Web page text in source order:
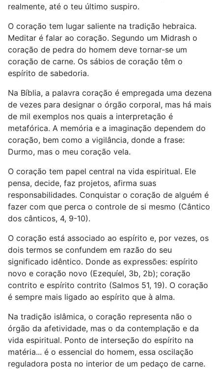
realmente, até o teu último suspiro.
O coração tem lugar saliente na tradição hebraica.
Meditar é falar ao coração. Segundo um Midrash o
coração de pedra do homem deve tornar-se um
coração de carne. Os sábios de coração têm o
espírito de sabedoria.
Na Bíblia, a palavra coração é empregada uma dezena
de vezes para designar o órgão corporal, mas há mais
de mil exemplos nos quais a interpretação é
metafórica. A memória e a imaginação dependem do
coração, bem como a vigilância, donde a frase:
Durmo, mas o meu coração vela.
O coração tem papel central na vida espiritual. Ele
pensa, decide, faz projetos, afirma suas
responsabilidades. Conquistar o coração de alguém é
fazer com que perca o controle de si mesmo (Cântico
dos cânticos, 4, 9-10).
O coração está associado ao espírito e, por vezes, os
dois termos se confundem em razão do seu
significado idêntico. Donde as expressões: espírito
novo e coração novo (Ezequíel, 3b, 2b); coração
contrito e espírito contrito (Salmos 51, 19). O coração
é sempre mais ligado ao espírito que à alma.
Na tradição islâmica, o coração representa não o
órgão da afetividade, mas o da contemplação e da
vida espiritual. Ponto de interseção do espírito na
matéria... é o essencial do homem, essa oscilação
reguladora posta no interior de um pedaço de carne.